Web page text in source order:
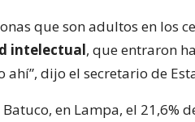
que son adultos en los
intelectual, que entraron
ahí”, dijo el secretario de
en Lampa, el 21,6%